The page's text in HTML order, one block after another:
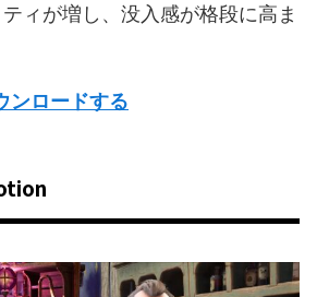
ィが増し、没入感が格段に高ま
ンロードする